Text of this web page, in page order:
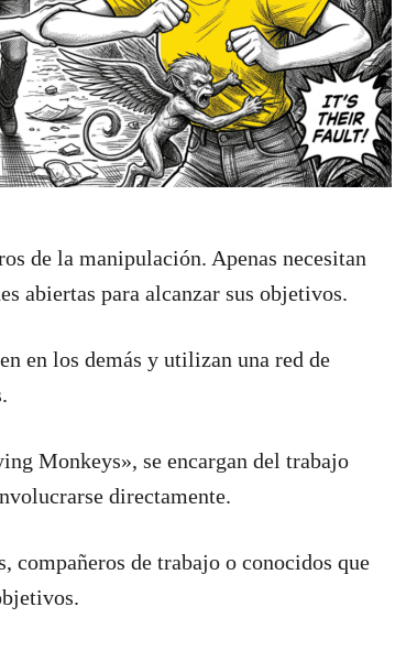
de la manipulación. Apenas necesitan
abiertas para alcanzar sus objetivos.
en los demás y utilizan una red de
Monkeys», se encargan del trabajo
directamente.
de trabajo o conocidos que